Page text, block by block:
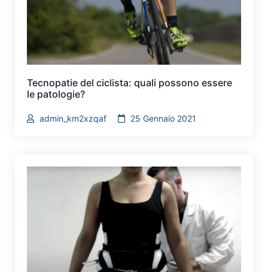
Tecnopatie del ciclista: quali possono essere
le patologie?
admin_km2xzqaf 25 Gennaio 2021